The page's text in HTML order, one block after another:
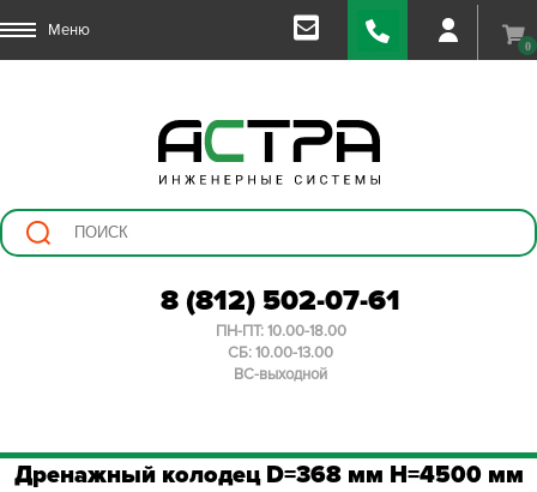
Меню
0
8 (812) 502-07-61
ПН-ПТ: 10.00-18.00
СБ: 10.00-13.00
ВС-выходной
Дренажный колодец D=368 мм H=4500 мм